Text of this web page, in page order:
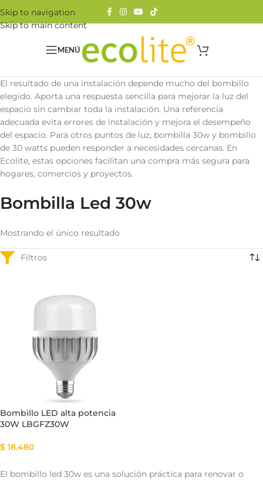
Skip to navigation
Skip to main content
MENÚ
El resultado de una instalación depende mucho del bombillo
elegido. Aporta una respuesta sencilla para mejorar la luz del
espacio sin cambiar toda la instalación. Una referencia
adecuada evita errores de instalación y mejora el desempeño
del espacio. Para otros puntos de luz, bombilla 30w y bombillo
de 30 watts pueden responder a necesidades cercanas. En
Ecolite, estas opciones facilitan una compra más segura para
hogares, comercios y proyectos.
Bombilla Led 30w
Mostrando el único resultado
Bombillo LED alta potencia
30W LBGFZ30W
$ 18.480
El bombillo led 30w es una solución práctica para renovar o